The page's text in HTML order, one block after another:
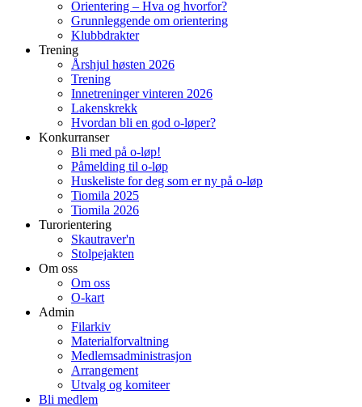
Orientering – Hva og hvorfor?
Grunnleggende om orientering
Klubbdrakter
Trening
Årshjul høsten 2026
Trening
Innetreninger vinteren 2026
Lakenskrekk
Hvordan bli en god o-løper?
Konkurranser
Bli med på o-løp!
Påmelding til o-løp
Huskeliste for deg som er ny på o-løp
Tiomila 2025
Tiomila 2026
Turorientering
Skautraver'n
Stolpejakten
Om oss
Om oss
O-kart
Admin
Filarkiv
Materialforvaltning
Medlemsadministrasjon
Arrangement
Utvalg og komiteer
Bli medlem